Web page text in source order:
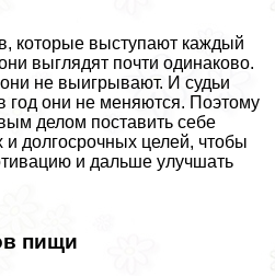
которые выступают каждый
выглядят почти одинаково.
не выигрывают. И судьи
год они не меняются. Поэтому
делом поставить себе
и долгосрочных целей, чтобы
и дальше улучшать
пищи